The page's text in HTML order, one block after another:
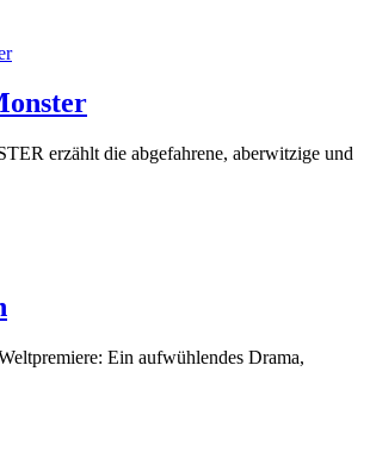
erzählt die abgefahrene, aberwitzige und
Ein aufwühlendes Drama,